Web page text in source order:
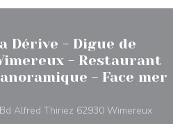
Dérive - Digue de
- Restaurant
- Face mer
Alfred Thiriez 62930 Wimereux